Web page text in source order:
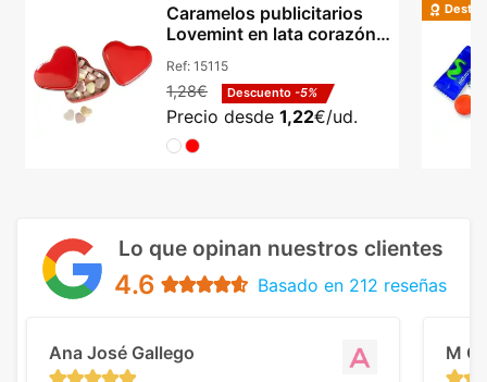
Caramelos publicitarios
Lovemint en lata corazón
Ref: 15115
1,28€ Descuento -5%
Precio desde 1,22€/ud.
Lo que opinan nuestros clientes
4.6 Basado en 212 reseñas
Ana José Gallego M C